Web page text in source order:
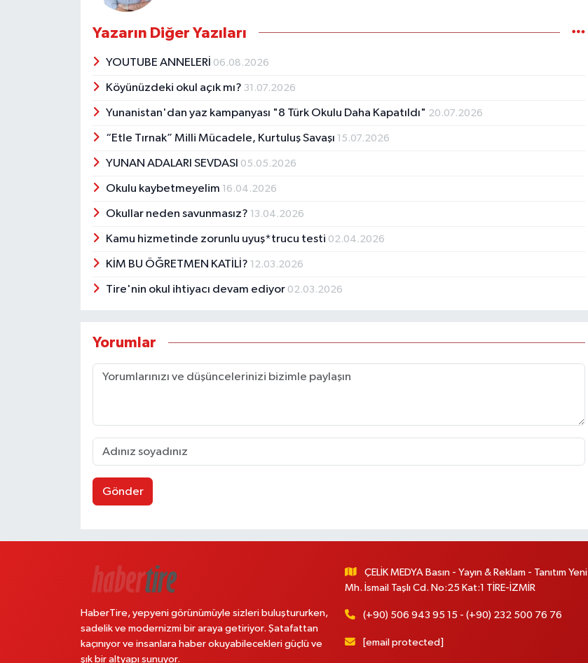
Yazarın Diğer Yazıları
YOUTUBE ANNELERİ 06.08.2026
Köyünüzdeki okul açık mı? 31.07.2026
Yunanistan'dan yaz kampanyası "8 Türk Okulu Daha Kapatıldı" 20.07.2026
“Etle Tırnak” Milli Mücadele, Kurtuluş Savaşı 15.07.2026
YUNAN ADALARI SEVDASI 05.05.2026
Okulu kaybetmeyelim 16.04.2026
Okullar neden savunmasız? 13.04.2026
Kamu hizmetinde zorunlu uyuş*trucu testi 02.04.2026
KİM BU ÖĞRETMEN KATİLİ? 12.03.2026
Tire'nin okul ihtiyacı devam ediyor 02.03.2026
Yorumlar
Gönder
HaberTire, yepyeni görünümüyle sizleri buluştururken,
sadelik ve modernizmi bir araya getiriyor. Şatafattan
kaçınıyor ve insanlara haber okuyabilecekleri güçlü ve
şık bir altyapı sunuyor.
ÇELİK MEDYA Basın - Yayın & Reklam - Tanıtım Yeni
Mh. İsmail Taşlı Cd. No:25 Kat:1 TİRE-İZMİR
(+90) 506 943 95 15 - (+90) 232 500 76 76
[email protected]